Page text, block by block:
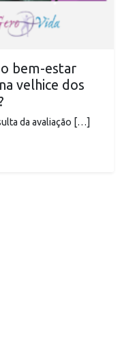
bem-estar
velhice dos
da avaliação […]